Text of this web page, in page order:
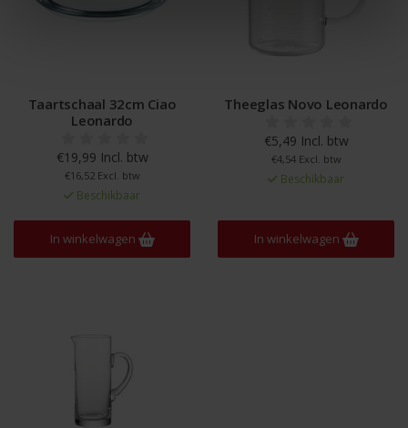
Taartschaal 32cm Ciao
Leonardo
€19,99 Incl. btw
€16,52 Excl. btw
Beschikbaar
In winkelwagen
Theeglas Novo Leonardo
€5,49 Incl. btw
€4,54 Excl. btw
Beschikbaar
In winkelwagen